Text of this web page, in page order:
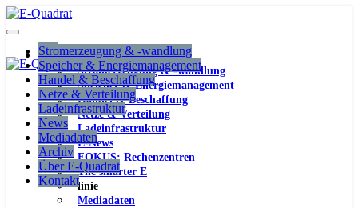
Stromerzeugung & -wandlung
Speicher & Energiemanagement
Handel & Beschaffung
Netze & Verteilung
Ladeinfrastruktur
E-News
FOKUS: Rechenzentren
The smarter E
linie
Mediadaten
Stromerzeugung & -wandlung
Speicher & Energiemanagement
Handel & Beschaffung
Netze & Verteilung
Ladeinfrastruktur
News
Mediadaten
Archiv
Über E-Quadrat
Kontakt